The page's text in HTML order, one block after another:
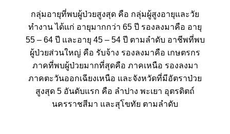
กลุ่มอายุที่พบผู้ป่วยสูงสุด คือ กลุ่มผู้สูงอายุและวัย
ทำงาน ได้แก่ อายุมากกว่า 65 ปี รองลงมาคือ อายุ
55 – 64 ปี และอายุ 45 – 54 ปี ตามลำดับ อาชีพที่พบ
ผู้ป่วยส่วนใหญ่ คือ รับจ้าง รองลงมาคือ เกษตรกร
ภาคที่พบผู้ป่วยมากที่สุดคือ ภาคเหนือ รองลงมา
ภาคตะวันออกเฉียงเหนือ และจังหวัดที่มีอัตราป่วย
สูงสุด 5 อันดับแรก คือ ลำปาง พะเยา อุตรดิตถ์
นครราชสีมา และสุโขทัย ตามลำดับ